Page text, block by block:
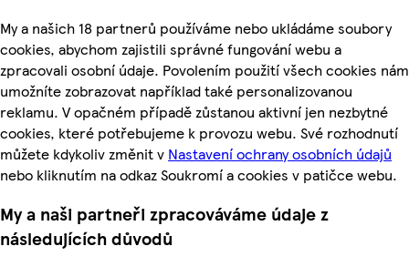
My a našich 18 partnerů používáme nebo ukládáme soubory
cookies, abychom zajistili správné fungování webu a
zpracovali osobní údaje. Povolením použití všech cookies nám
umožníte zobrazovat například také personalizovanou
reklamu. V opačném případě zůstanou aktivní jen nezbytné
cookies, které potřebujeme k provozu webu. Své rozhodnutí
můžete kdykoliv změnit v Nastavení ochrany osobních údajů
nebo kliknutím na odkaz Soukromí a cookies v patičce webu.
My a naši partneři zpracováváme údaje z
následujících důvodů